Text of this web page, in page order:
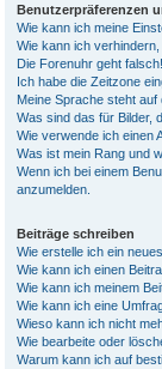
Benutzerpräferenzen
Wie kann ich meine
Wie kann ich
Die Forenuhr geht falsch!
Ich habe die Zeitzone
Meine Sprache steht
Was sind das für Bilder,
Wie verwende ich einen
Was ist mein Rang und
Wenn ich bei einem
anzumelden.
Beiträge schreiben
Wie erstelle ich ein
Wie kann ich einen
Wie kann ich meinem
Wie kann ich eine
Wieso kann ich nicht
Wie bearbeite oder
Warum kann ich auf